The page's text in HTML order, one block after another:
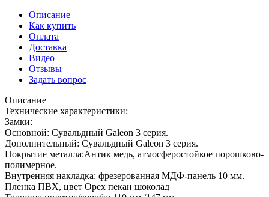
Описание
Как купить
Оплата
Доставка
Видео
Отзывы
Задать вопрос
Описание
Технические характеристики:
Замки:
Основной: Сувальдный Galeon 3 серия.
Дополнительный: Сувальдный Galeon 3 серия.
Покрытие металла:Антик медь, атмосферостойкое порошково-
полимерное.
Внутренняя накладка: фрезерованная МДФ-панель 10 мм.
Пленка ПВХ, цвет Орех пекан шоколад